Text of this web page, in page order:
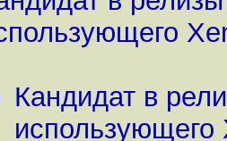
Кандидат в
использующего